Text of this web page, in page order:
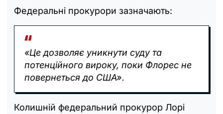
Федеральні прокурори зазначають:
«Це дозволяє уникнути суду та
потенційного вироку, поки Флорес не
повернеться до США».
Колишній федеральний прокурор Лорі